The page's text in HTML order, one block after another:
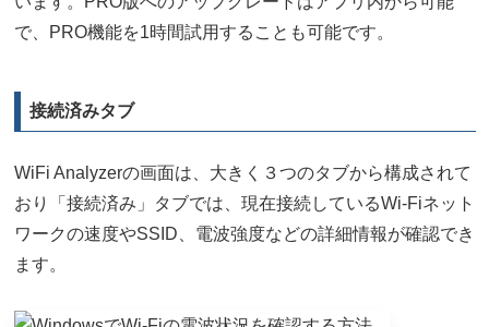
で、PRO機能を1時間試用することも可能です。
接続済みタブ
WiFi Analyzerの画面は、大きく３つのタブから構成されて
おり「接続済み」タブでは、現在接続しているWi-Fiネット
ワークの速度やSSID、電波強度などの詳細情報が確認でき
ます。